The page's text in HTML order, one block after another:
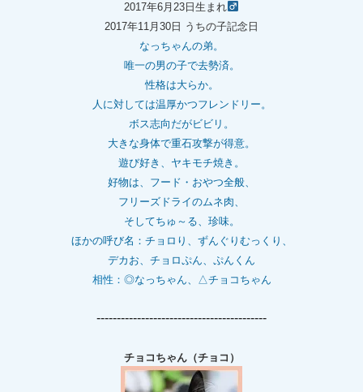
2017年6月23日生まれ
2017年11月30日 うちの子記念日
なっちゃんの弟。
唯一の男の子で去勢済。
性格は大らか。
人に対しては温厚かつフレンドリー。
ボス志向だがビビリ。
大きな身体で重石攻撃が得意。
遊び好き、ヤキモチ焼き。
好物は、フード・おやつ全般、
フリーズドライのムネ肉、
そしてちゅ～る、珍味。
ほかの呼び名：チョロり、ずんぐりむっくり、
デカお、チョロぷん、ぷんくん
相性： ◎なっちゃん、△チョコちゃん
------------------------------------------
チョコちゃん（チョコ）